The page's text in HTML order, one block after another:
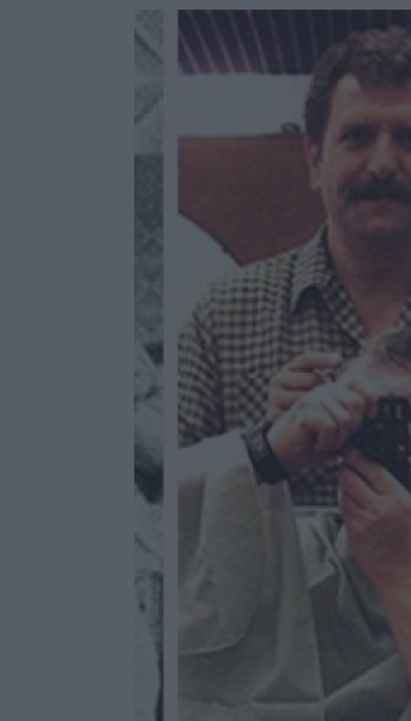
Αφιερώματα
Hautes Grecians